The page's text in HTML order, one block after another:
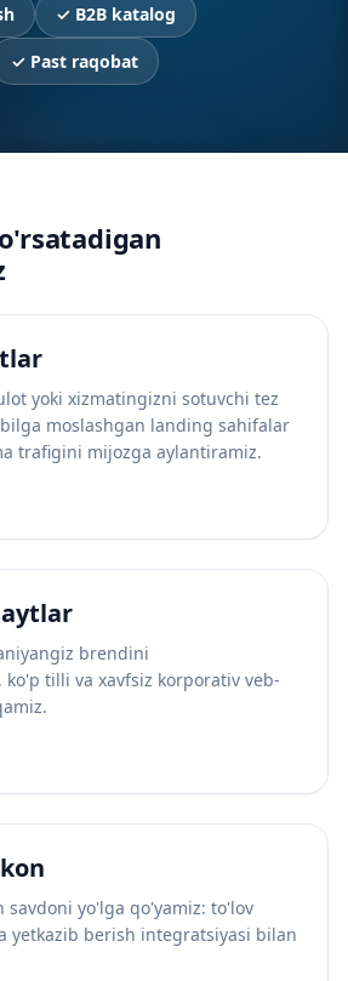
✓ B2B katalog
✓ Past raqobat
yoki xizmatingizni sotuvchi tez
moslashgan landing sahifalar
trafigini mijozga aylantiramiz.
brendini
ko'p tilli va xavfsiz korporativ veb-
savdoni yo'lga qo'yamiz: to'lov
yetkazib berish integratsiyasi bilan